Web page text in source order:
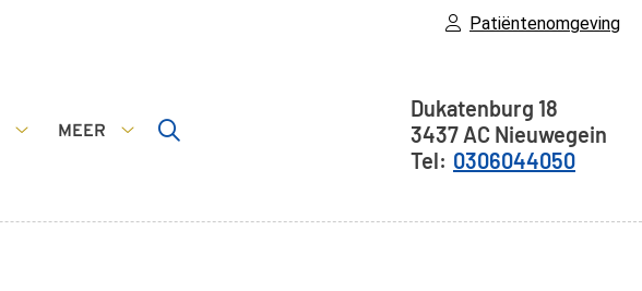
Patiëntenomgeving
MEER
Dukatenburg 18
3437 AC Nieuwegein
0306044050